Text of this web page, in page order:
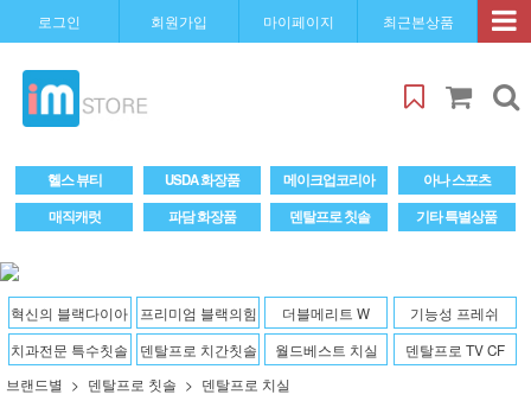
로그인 회원가입 마이페이지 최근본상품
헬스 뷰티 USDA 화장품 메이크업코리아
아나 스포츠
매직캐럿
파담 화장품 덴탈프로 칫솔 기타 특별상품
혁신의 블랙다이아 프리미엄 블랙의힘 더블메리트 W
기능성 프레쉬
치과전문 특수칫솔
덴탈프로 치간칫솔 월드베스트 치실
덴탈프로 TV CF
브랜드별
덴탈프로 칫솔 덴탈프로 치실